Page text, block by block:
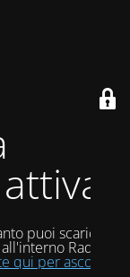
puoi scaricare
Radio
qui per ascoltarci!